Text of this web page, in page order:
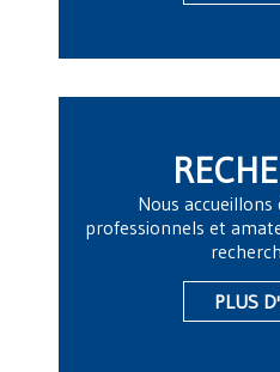
Nous accueillons
professionnels et
PLUS